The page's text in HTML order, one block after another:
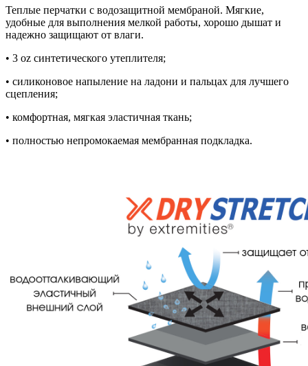
Теплые перчатки с водозащитной мембраной. Мягкие,
удобные для выполнения мелкой работы, хорошо дышат и
надежно защищают от влаги.
• 3 oz синтетического утеплителя;
• силиконовое напыление на ладони и пальцах для лучшего
сцепления;
• комфортная, мягкая эластичная ткань;
• полностью непромокаемая мембранная подкладка.